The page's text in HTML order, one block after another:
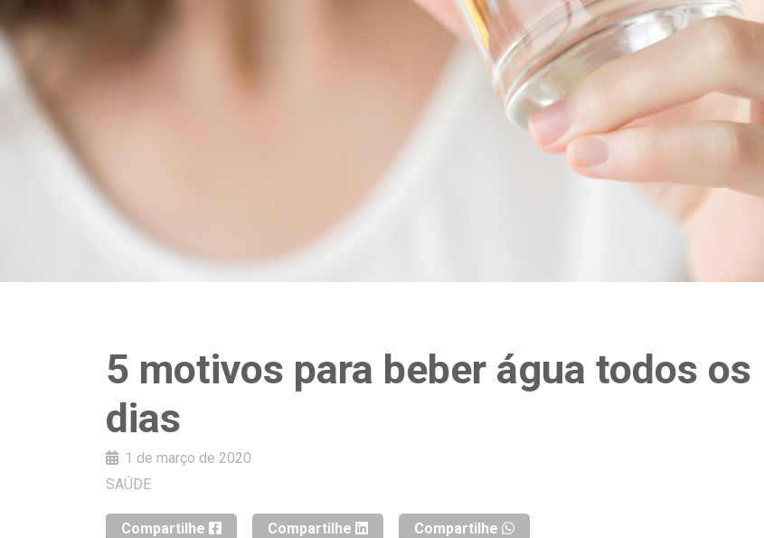
5 motivos para beber água todos os
dias
1 de março de 2020
SAÚDE
Compartilhe Compartilhe Compartilhe